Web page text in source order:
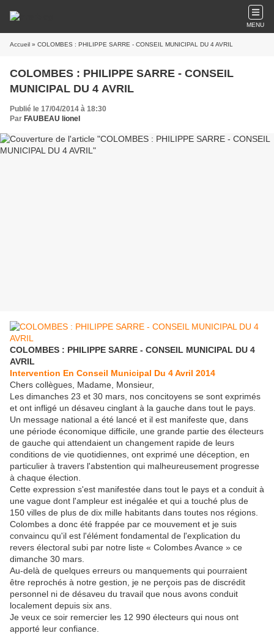
MENU
Accueil » COLOMBES : PHILIPPE SARRE - CONSEIL MUNICIPAL DU 4 AVRIL
COLOMBES : PHILIPPE SARRE - CONSEIL
MUNICIPAL DU 4 AVRIL
Publié le 17/04/2014 à 18:30
Par FAUBEAU lionel
COLOMBES : PHILIPPE SARRE - CONSEIL MUNICIPAL DU 4
AVRIL
Intervention En Conseil Municipal Du 4 Avril 2014
Chers collègues, Madame, Monsieur,
Les dimanches 23 et 30 mars, nos concitoyens se sont exprimés
et ont infligé un désaveu cinglant à la gauche dans tout le pays.
Un message national a été lancé et il est manifeste que, dans
une période économique difficile, une grande partie des électeurs
de gauche qui attendaient un changement rapide de leurs
conditions de vie quotidiennes, ont exprimé une déception, en
particulier à travers l'abstention qui malheureusement progresse
à chaque élection.
Cette expression s'est manifestée dans tout le pays et a conduit à
une vague dont l'ampleur est inégalée et qui a touché plus de
150 villes de plus de dix mille habitants dans toutes nos régions.
Colombes a donc été frappée par ce mouvement et je suis
convaincu qu'il est l'élément fondamental de l'explication du
revers électoral subi par notre liste « Colombes Avance » ce
dimanche 30 mars.
Au-delà de quelques erreurs ou manquements qui pourraient
être reprochés à notre gestion, je ne perçois pas de discrédit
personnel ni de désaveu du travail que nous avons conduit
localement depuis six ans.
Je veux ce soir remercier les 12 990 électeurs qui nous ont
apporté leur confiance.